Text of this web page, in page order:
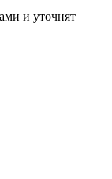
и уточнят